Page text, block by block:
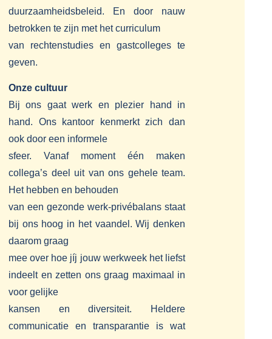
duurzaamheidsbeleid. En door nauw
betrokken te zijn met het curriculum
van rechtenstudies en gastcolleges te
geven.
Onze cultuur
Bij ons gaat werk en plezier hand in
hand. Ons kantoor kenmerkt zich dan
ook door een informele
sfeer. Vanaf moment één maken
collega’s deel uit van ons gehele team.
Het hebben en behouden
van een gezonde werk-privébalans staat
bij ons hoog in het vaandel. Wij denken
daarom graag
mee over hoe jíj jouw werkweek het liefst
indeelt en zetten ons graag maximaal in
voor gelijke
kansen en diversiteit. Heldere
communicatie en transparantie is wat